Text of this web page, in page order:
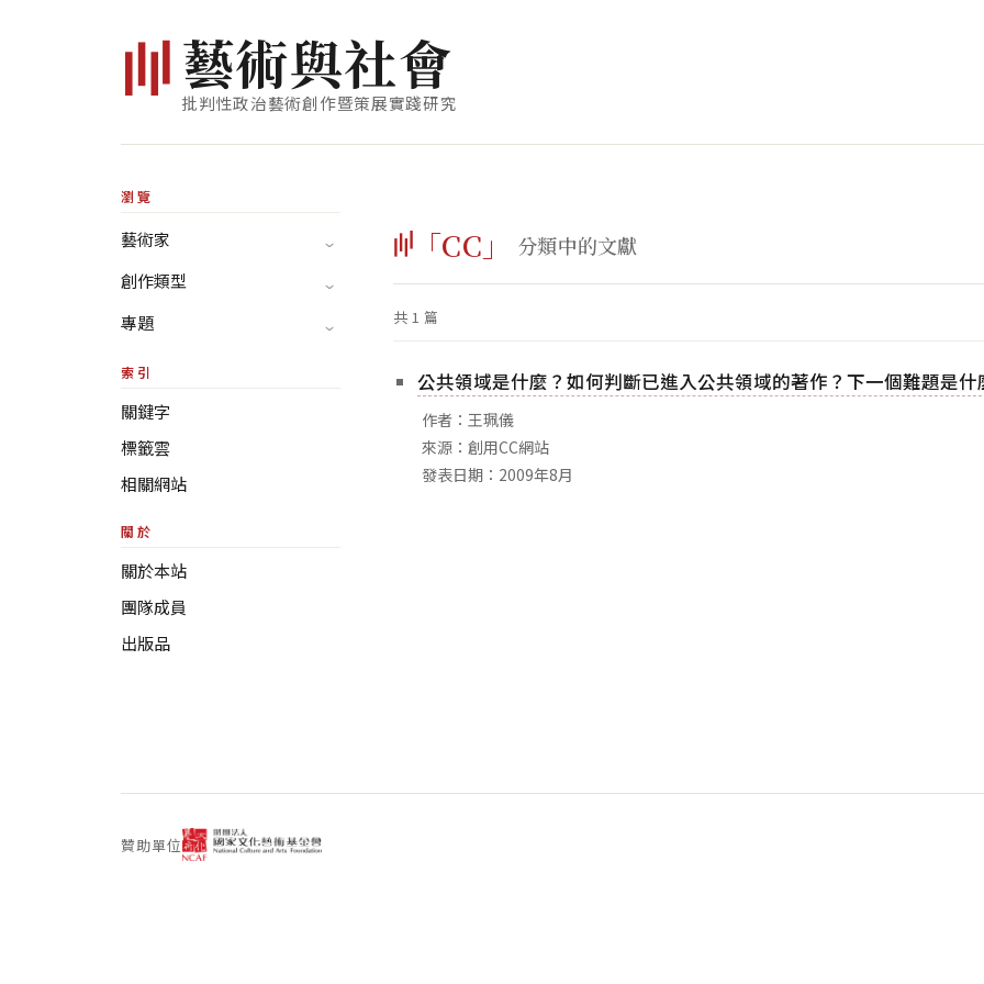
藝術與社會
批判性政治藝術創作暨策展實踐研究
瀏覽
藝術家
創作類型
專題
索引
關鍵字
標籤雲
相關網站
關於
關於本站
團隊成員
出版品
「CC」 分類中的文獻
共 1 篇
公共領域是什麼？如何判斷已進入公共領域的著作？下一個難題是什
作者：王珮儀
來源：創用CC網站
發表日期：2009年8月
贊助單位